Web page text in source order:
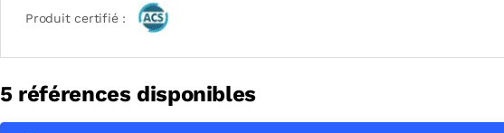
Produit certifié :
5 références disponibles